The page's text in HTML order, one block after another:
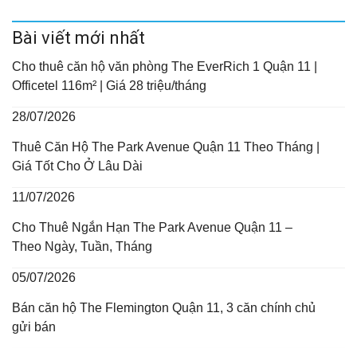
Bài viết mới nhất
Cho thuê căn hộ văn phòng The EverRich 1 Quận 11 |
Officetel 116m² | Giá 28 triệu/tháng
28/07/2026
Thuê Căn Hộ The Park Avenue Quận 11 Theo Tháng |
Giá Tốt Cho Ở Lâu Dài
11/07/2026
Cho Thuê Ngắn Hạn The Park Avenue Quận 11 –
Theo Ngày, Tuần, Tháng
05/07/2026
Bán căn hộ The Flemington Quận 11, 3 căn chính chủ
gửi bán